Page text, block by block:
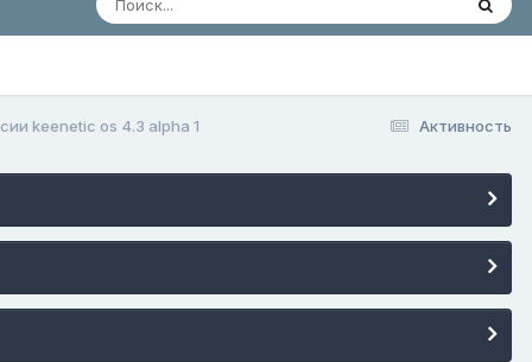
Активность
keenetic os 4.3 alpha 1